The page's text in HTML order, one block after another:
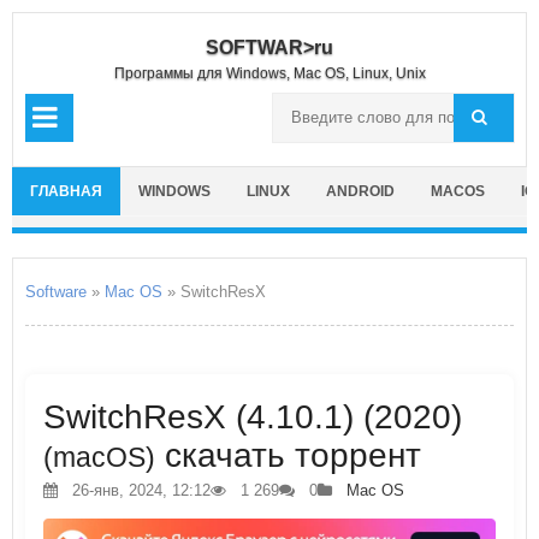
SOFTWAR>ru
Программы для Windows, Mac OS, Linux, Unix
ГЛАВНАЯ WINDOWS LINUX ANDROID MACOS
Software » Mac OS » SwitchResX
SwitchResX (4.10.1) (2020)
(macOS) скачать торрент
26-янв, 2024, 12:12 1 269 0 Mac OS